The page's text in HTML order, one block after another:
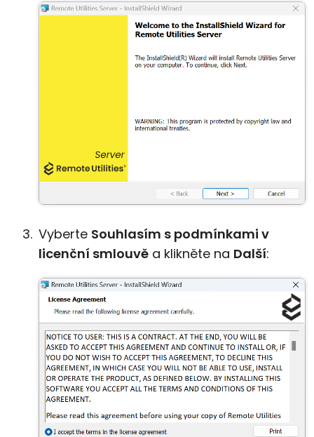
Vyberte Souhlasím s podmínkami v
licenční smlouvě a klikněte na Další: